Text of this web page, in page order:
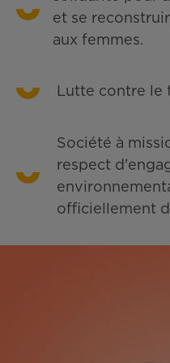
et se
aux femmes.
Lutte contre le
Société à
respect
officiellement